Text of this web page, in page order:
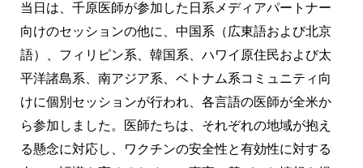
当日は、千原医師が参加した日系メディアパートナー
向けのセッションの他に、中国系（広東語および北京
語）、フィリピン系、韓国系、ハワイ原住民および太
平洋諸島系、南アジア系、ベトナム系コミュニティ向
けに個別セッションが行われ、各言語の医師が全米か
ら参加しました。医師たちは、それぞれの地域が抱え
る懸念に対応し、ワクチンの安全性と有効性に対する